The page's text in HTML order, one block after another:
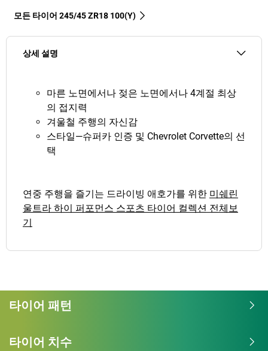
모든 타이어‎ 245/45 ZR18 100(Y)
상세 설명
마른 노면에서나 젖은 노면에서나 4계절 최상
의 접지력
겨울철 주행의 자신감
스타일—슈퍼카 인증 및 Chevrolet Corvette의 선
택
연중 주행을 즐기는 드라이빙 애호가를 위한 미쉐린
울트라 하이 퍼포먼스 스포츠 타이어 컬렉션 전체보
기
타이어 패턴
타이어 치수